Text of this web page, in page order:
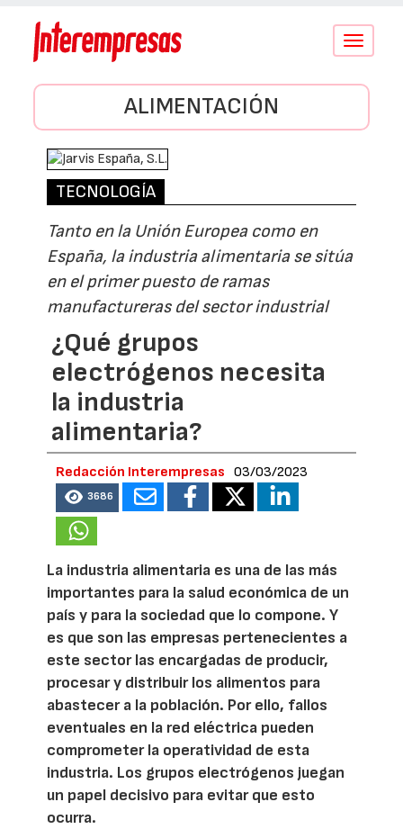
Conmutar
ALIMENTACIÓN
TECNOLOGÍA
Tanto en la Unión Europea como en
España, la industria alimentaria se sitúa
en el primer puesto de ramas
manufactureras del sector industrial
¿Qué grupos
electrógenos necesita
la industria
alimentaria?
Redacción Interempresas 03/03/2023
3686
La industria alimentaria es una de las más
importantes para la salud económica de un
país y para la sociedad que lo compone. Y
es que son las empresas pertenecientes a
este sector las encargadas de producir,
procesar y distribuir los alimentos para
abastecer a la población. Por ello, fallos
eventuales en la red eléctrica pueden
comprometer la operatividad de esta
industria. Los grupos electrógenos juegan
un papel decisivo para evitar que esto
ocurra.